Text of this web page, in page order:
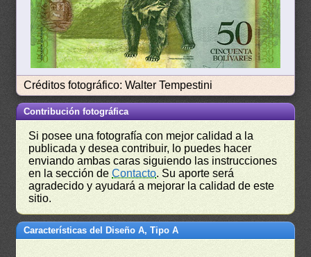
Créditos fotográfico: Walter Tempestini
Contribución fotográfica
Si posee una fotografía con mejor calidad a la
publicada y desea contribuir, lo puedes hacer
enviando ambas caras siguiendo las instrucciones
en la sección deContacto. Su aporte será
agradecido y ayudará a mejorar la calidad de este
sitio.
Características del Diseño A, Tipo A